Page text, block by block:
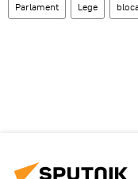
Parlament Lege